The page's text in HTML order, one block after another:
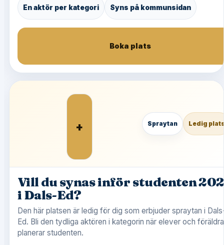
En aktör per kategori Syns på kommunsidan
Boka plats
+ Spraytan Ledig
Vill du synas inför studenten
i Dals-Ed?
Den här platsen är ledig för dig som erbjuder spraytan i
Ed. Bli den tydliga aktören i kategorin när elever och
planerar studenten.